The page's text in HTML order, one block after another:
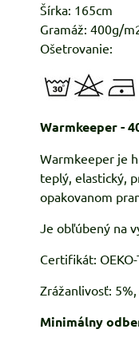
Šírka: 165cm
Gramáž: 400g/
Ošetrovanie:
Warmkeeper -
Warmkeeper je
teplý, elastický,
opakovanom
Je obľúbený na
Certifikát:
Zrážanlivosť:
Minimálny